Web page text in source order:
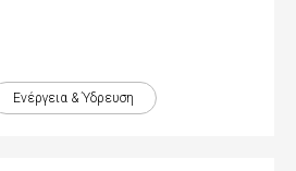
Ενέργεια & Ύδρευση